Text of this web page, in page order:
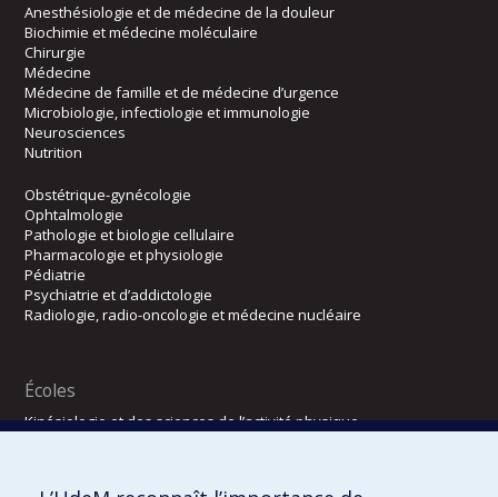
Anesthésiologie et de médecine de la douleur
Biochimie et médecine moléculaire
Chirurgie
Médecine
Médecine de famille et de médecine d’urgence
Microbiologie, infectiologie et immunologie
Neurosciences
Nutrition
Obstétrique-gynécologie
Ophtalmologie
Pathologie et biologie cellulaire
Pharmacologie et physiologie
Pédiatrie
Psychiatrie et d’addictologie
Radiologie, radio-oncologie et médecine nucléaire
Écoles
Kinésiologie et des sciences de l’activité physique